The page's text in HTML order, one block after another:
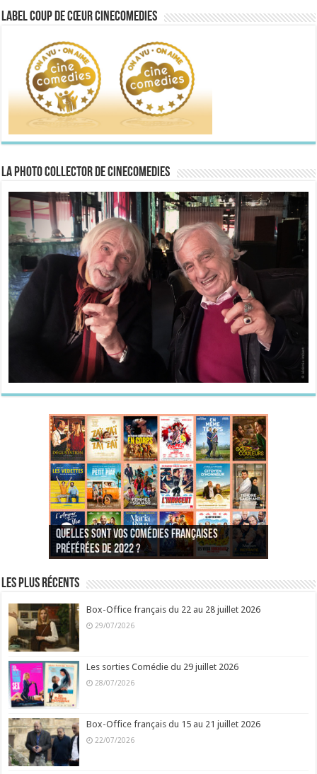
Label Coup de Cœur CineComedies
La Photo collector de CineComedies
Quelles sont vos comédies françaises
préférées de 2022 ?
Quel est votre personnage préféré du Père
Noël est une ordure ?
Quelles sont vos comédies françaises
préférées de 2021 ?
Quel est votre « Gendarme » préféré ?
Quels sont vos 3 comédies de Jean-Marie Poiré
préférées ?
Quel est votre « Tati » préféré ?
Quel est votre « bronzé » préféré ?
Les plus récents
Box-Office français du 22 au 28 juillet 2026
29/07/2026
Les sorties Comédie du 29 juillet 2026
28/07/2026
Box-Office français du 15 au 21 juillet 2026
22/07/2026